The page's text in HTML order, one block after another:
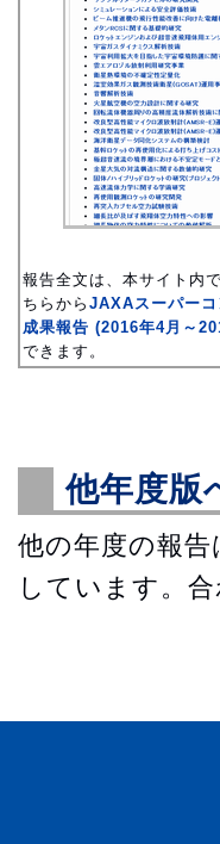
報告全文は、本サイト内
ちらから JAXAスーパーコ
成果報告 (2016年4月～
できます。
他年度版
他の年度の報
しています。